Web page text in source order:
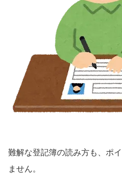
難解な登記簿の読み方も、ポ
ません。